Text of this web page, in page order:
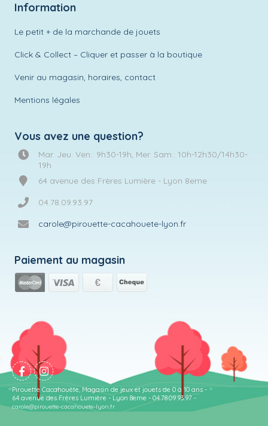
Information
Le petit + de la marchande de jouets
Click & Collect – Cliquer et passer à la boutique
Venir au magasin, horaires, contact
Mentions légales
Vous avez une question?
Mar. Jeu. Ven.: 9h30-19h, Mer. Sam.: 10h-12h30/14h30-
19h
64 avenue des Frères Lumière - Lyon 8eme
04.78.09.93.97
carole@pirouette-cacahouete-lyon.fr
Paiement au magasin
Pirouette Cacahouète, Magasin de jeux et jouets de 0 à 10 ans -
64 avenue des Frères Lumière - Lyon 8eme - 04.78.09.93.97 -
carole@pirouette-cacahouete-lyon.fr